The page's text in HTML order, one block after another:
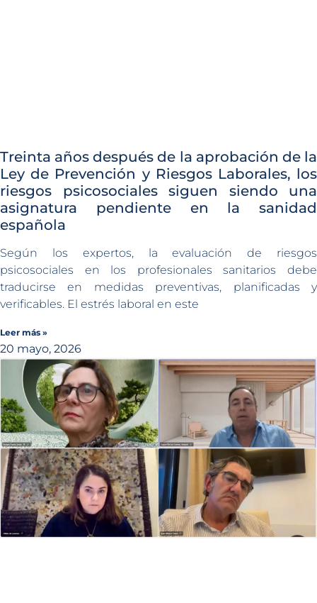
Treinta años después de la aprobación de la
Ley de Prevención y Riesgos Laborales, los
riesgos psicosociales siguen siendo una
asignatura pendiente en la sanidad
española
Según los expertos, la evaluación de riesgos
psicosociales en los profesionales sanitarios debe
traducirse en medidas preventivas, planificadas y
verificables. El estrés laboral en este
Leer más »
20 mayo, 2026